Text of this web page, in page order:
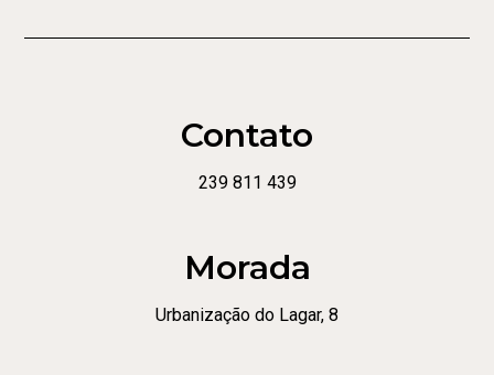
Contato
239 811 439
Morada
Urbanização do Lagar, 8